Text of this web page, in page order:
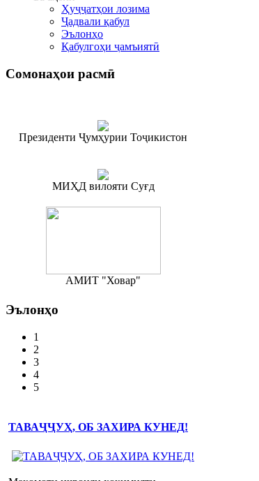
Ҳуҷҷатҳои лозима
Ҷадвали қабул
Эълонҳо
Қабулгоҳи ҷамъиятӣ
Сомонаҳои расмӣ
Президенти Ҷумҳурии Тоҷикистон
МИҲД вилояти Суғд
АМИТ "Ховар"
Эълонҳо
1
2
3
4
5
ТАВАҶҶУҲ, ОБ ЗАХИРА КУНЕД!